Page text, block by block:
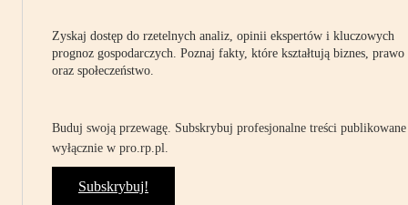
Zyskaj dostęp do rzetelnych analiz, opinii ekspertów i kluczowych
prognoz gospodarczych. Poznaj fakty, które kształtują biznes, prawo
oraz społeczeństwo.
Buduj swoją przewagę. Subskrybuj profesjonalne treści publikowane
wyłącznie w pro.rp.pl.
Subskrybuj!